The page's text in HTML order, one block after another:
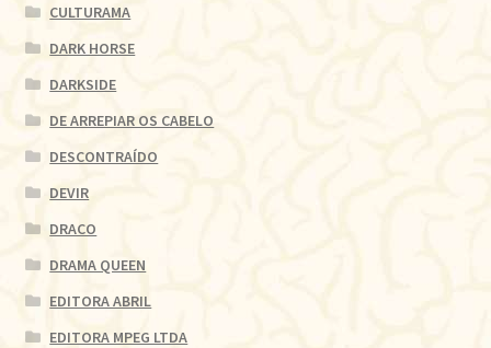
CULTURAMA
DARK HORSE
DARKSIDE
DE ARREPIAR OS CABELO
DESCONTRAÍDO
DEVIR
DRACO
DRAMA QUEEN
EDITORA ABRIL
EDITORA MPEG LTDA